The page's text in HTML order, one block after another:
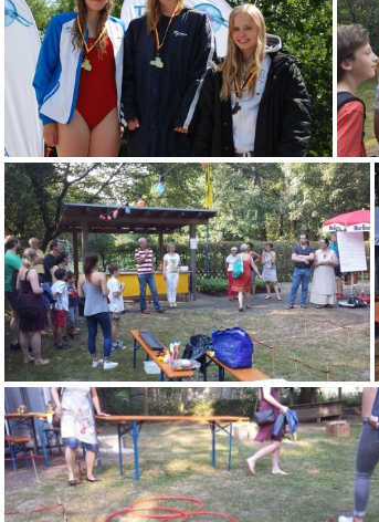
DSC 0104
DSC 0134
20160910 174101